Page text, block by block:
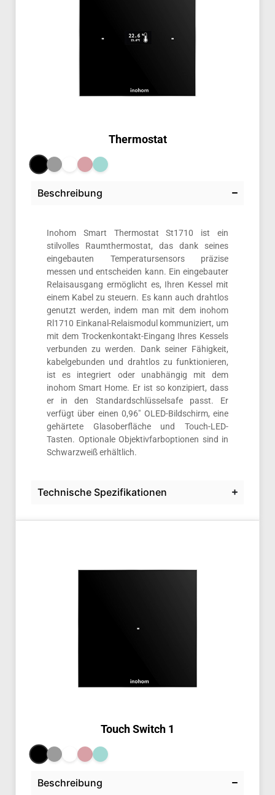
Thermostat
Beschreibung
Inohom Smart Thermostat St1710 ist ein
stilvolles Raumthermostat, das dank seines
eingebauten Temperatursensors präzise
messen und entscheiden kann. Ein eingebauter
Relaisausgang ermöglicht es, Ihren Kessel mit
einem Kabel zu steuern. Es kann auch drahtlos
genutzt werden, indem man mit dem inohom
Rl1710 Einkanal-Relaismodul kommuniziert, um
mit dem Trockenkontakt-Eingang Ihres Kessels
verbunden zu werden. Dank seiner Fähigkeit,
kabelgebunden und drahtlos zu funktionieren,
ist es integriert oder unabhängig mit dem
inohom Smart Home. Er ist so konzipiert, dass
er in den Standardschlüsselsafe passt. Er
verfügt über einen 0,96″ OLED-Bildschirm, eine
gehärtete Glasoberfläche und Touch-LED-
Tasten. Optionale Objektivfarboptionen sind in
Schwarzweiß erhältlich.
Technische Spezifikationen
Touch Switch 1
Beschreibung